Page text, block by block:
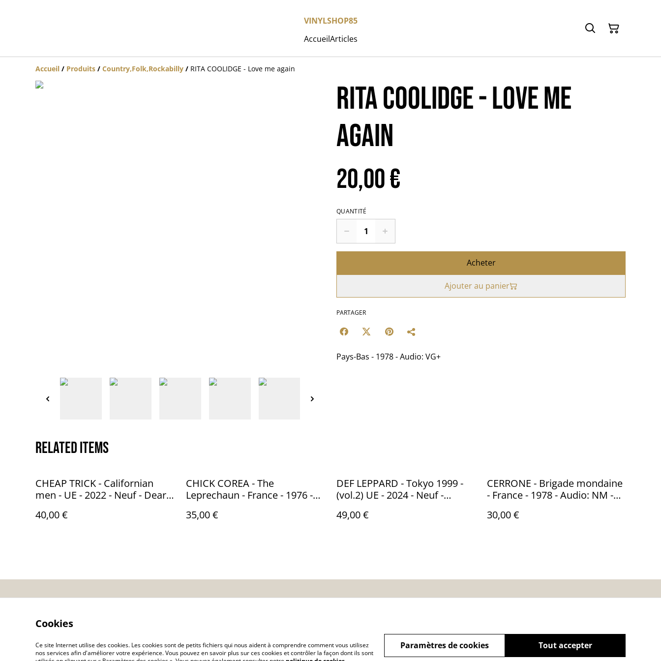
VINYLSHOP85
AccueilArticles
Accueil / Produits / Country,Folk,Rockabilly / RITA COOLIDGE - Love me again
RITA COOLIDGE - Love me
again
20,00 €
QUANTITÉ
Acheter
Ajouter au panier
PARTAGER
Pays-Bas - 1978 - Audio: VG+
Related items
CHEAP TRICK - Californian
men - UE - 2022 - Neuf - Dear
40,00 €
CHICK COREA - The
Leprechaun - France - 1976 -
35,00 €
DEF LEPPARD - Tokyo 1999 -
(vol.2) UE - 2024 - Neuf -
Angel024lp
49,00 €
CERRONE - Brigade mondaine
- France - 1978 - Audio: NM -
30,00 €
Cookies
Ce site Internet utilise des cookies. Les cookies sont de petits fichiers qui nous aident à comprendre comment vous utilisez
nos services afin d'améliorer votre expérience. Vous pouvez en savoir plus sur ces cookies et contrôler la façon dont ils sont
Tout accepter
Paramètres de cookies